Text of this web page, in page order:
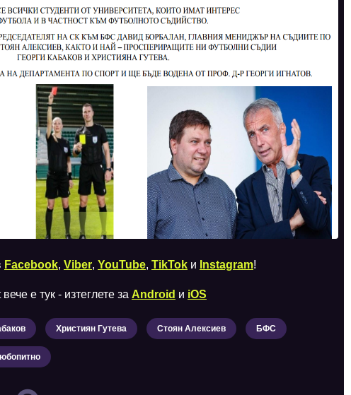
Facebook, Viber, YouTube, TikTok и Instagram!
е тук - изтеглете за Android и iOS
Християн Гутева Стоян Алексиев БФС